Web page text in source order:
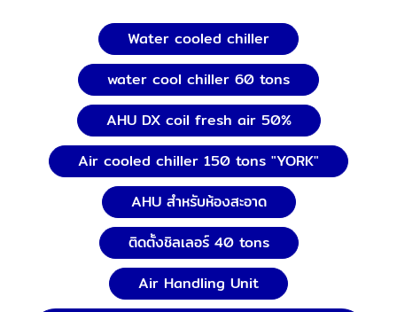
Water cooled chiller
water cool chiller 60 tons
AHU DX coil fresh air 50%
Air cooled chiller 150 tons "YORK"
AHU สำหรับห้องสะอาด
ติดตั้งชิลเลอร์ 40 tons
Air Handling Unit